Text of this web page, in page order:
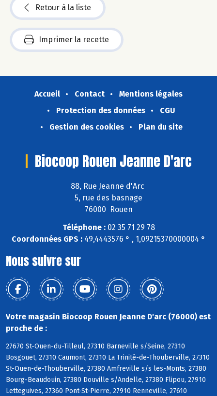
Retour à la liste
Imprimer la recette
Accueil Contact
Mentions légales
Protection des données
CGU
Gestion des cookies
Plan du site
Biocoop Rouen Jeanne D'arc
88, Rue Jeanne d'Arc
5, rue des basnage
76000 Rouen
Téléphone :02 35 71 29 78
Coordonnées GPS : 49,4443576 ° , 1,09215370000004 °
Nous suivre sur
Votre magasin Biocoop Rouen Jeanne D'arc (76000) est
proche de :
27670 St-Ouen-du-Tilleul, 27310 Barneville s/Seine, 27310
Bosgouet, 27310 Caumont, 27310 La Trinité-de-Thouberville, 27310
St-Ouen-de-Thouberville, 27380 Amfreville s/s les-Monts, 27380
Bourg-Beaudouin, 27380 Douville s/Andelle, 27380 Flipou, 27910
Letteguives, 27360 Pont-St-Pierre, 27910 Renneville, 27610